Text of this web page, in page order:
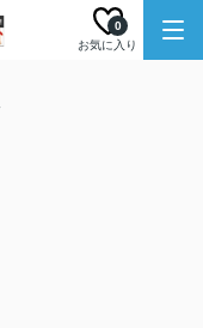
お気に入り
0